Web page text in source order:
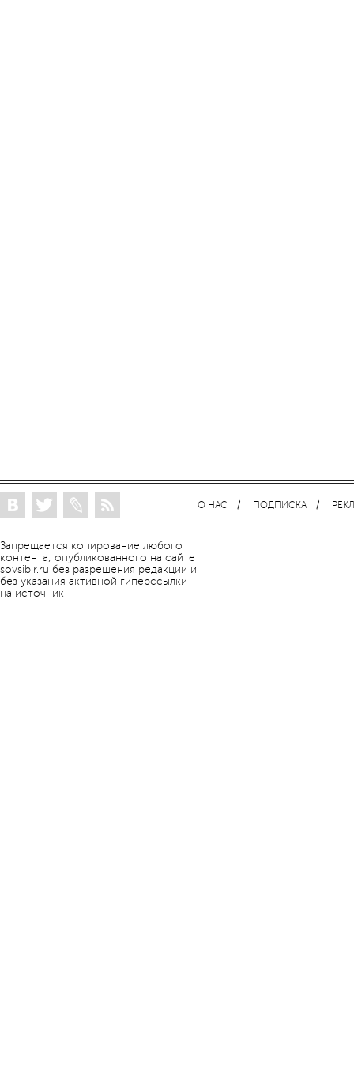
Запрещается копирование любого
контента, опубликованного на сайте
sovsibir.ru без разрешения редакции и
без указания активной гиперссылки
на источник
О НАС ПОДПИСКА